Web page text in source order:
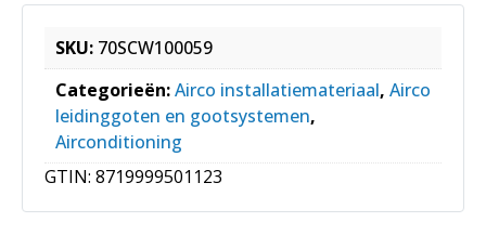
SKU: 70SCW100059
Categorieën:Airco installatiemateriaal, Airco
leidinggoten en gootsystemen,
Airconditioning
GTIN: 8719999501123